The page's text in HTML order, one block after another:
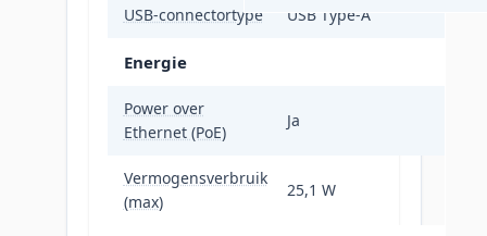
USB-connectortype USB Type-A
Energie
Power over
Ethernet (PoE)
Ja
Vermogensverbruik
(max)
25,1 W